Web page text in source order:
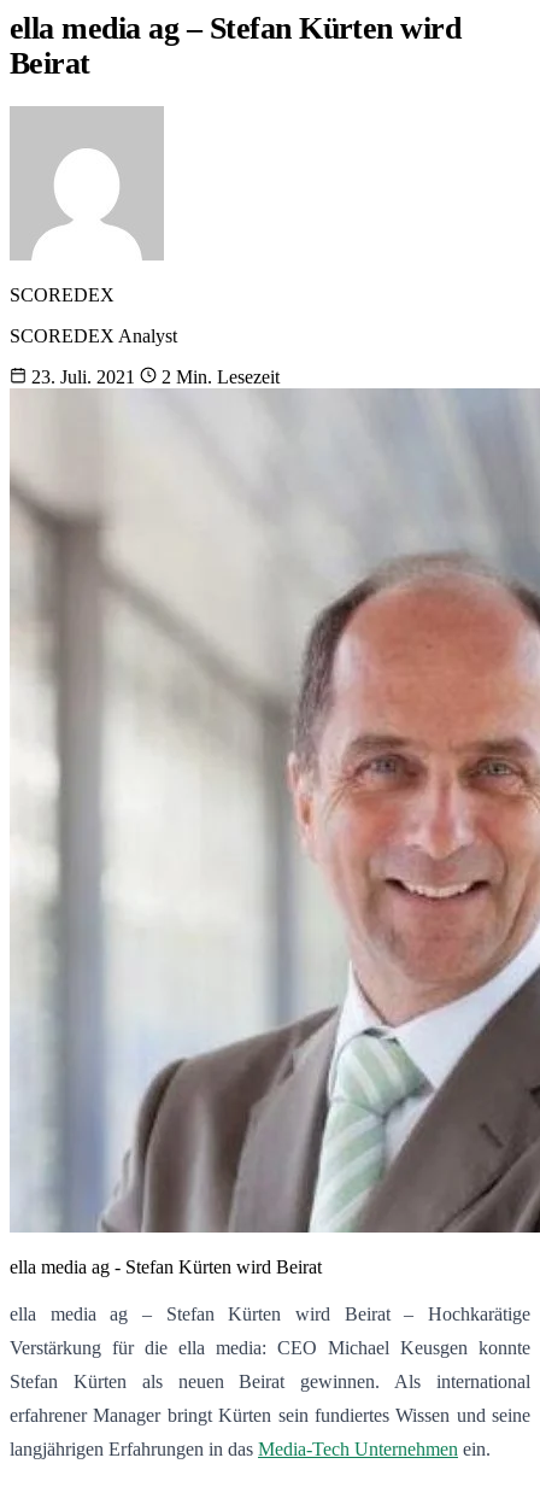
ella media ag – Stefan Kürten wird
Beirat
SCOREDEX
SCOREDEX Analyst
23. Juli. 2021
2 Min. Lesezeit
ella media ag - Stefan Kürten wird Beirat
ella media ag – Stefan Kürten wird Beirat – Hochkarätige
Verstärkung für die ella media: CEO Michael Keusgen konnte
Stefan Kürten als neuen Beirat gewinnen. Als international
erfahrener Manager bringt Kürten sein fundiertes Wissen und seine
langjährigen Erfahrungen in das Media-Tech Unternehmen ein.